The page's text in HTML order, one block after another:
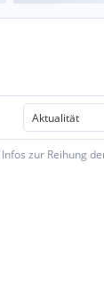
Infos zur Reihung